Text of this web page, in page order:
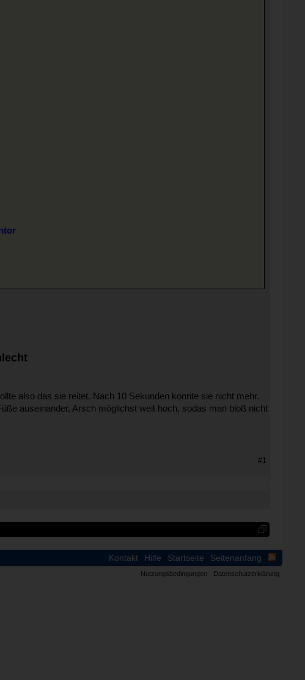
also das sie reitet. Nach 10 Sekunden konnte sie nicht mehr.
auseinander, Arsch möglichst weit hoch, sodas man bloß nicht
#1
Kontakt Hilfe Startseite Seitenanfang
Nutzungsbedingungen Datenschutzerklärung